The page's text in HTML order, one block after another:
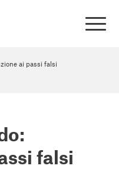
ai passi falsi
falsi